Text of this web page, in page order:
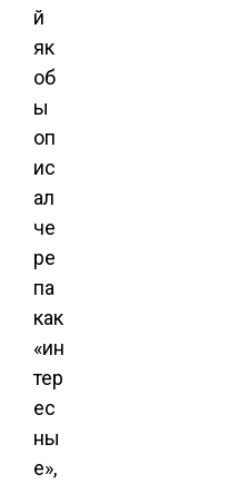
й
як
об
ы
оп
ис
ал
че
ре
па
как
«ин
тер
ес
ны
е»,